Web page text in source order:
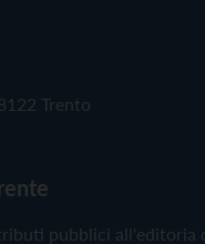
Trento
pubblici all'editoria